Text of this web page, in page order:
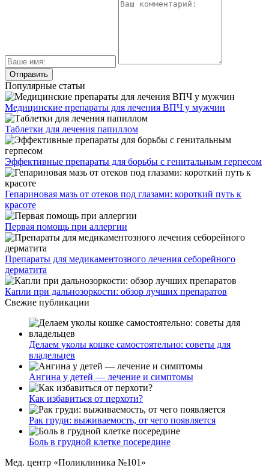
Популярные статьи
Медицинские препараты для лечения ВПЧ у мужчин
Таблетки для лечения папиллом
Эффективные препараты для борьбы с генитальным герпесом
Гепариновая мазь от отеков под глазами: короткий путь к
красоте
Первая помощь при аллергии
Препараты для медикаментозного лечения себорейного
дерматита
Капли при дальнозоркости: обзор лучших препаратов
Свежие публикации
Делаем уколы кошке самостоятельно: советы для
владельцев
Ангина у детей — лечение и симптомы
Как избавиться от перхоти?
Рак груди: выживаемость, от чего появляется
Боль в грудной клетке посередине
Мед. центр «Поликлиника №101»